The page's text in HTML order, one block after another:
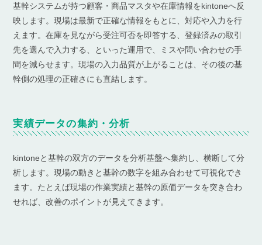
基幹システムが持つ顧客・商品マスタや在庫情報をkintoneへ反
映します。現場は最新で正確な情報をもとに、対応や入力を行
えます。在庫を見ながら受注可否を即答する、登録済みの取引
先を選んで入力する、といった運用で、ミスや問い合わせの手
間を減らせます。現場の入力品質が上がることは、その後の基
幹側の処理の正確さにも直結します。
実績データの集約・分析
kintoneと基幹の双方のデータを分析基盤へ集約し、横断して分
析します。現場の動きと基幹の数字を組み合わせて可視化でき
ます。たとえば現場の作業実績と基幹の原価データを突き合わ
せれば、改善のポイントが見えてきます。